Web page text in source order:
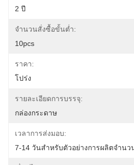
2 ปี
จำนวนสั่งซื้อขั้นต่ำ:
10pcs
ราคา:
โปร่ง
รายละเอียดการบรรจุ:
กล่องกระดาษ
เวลาการส่งมอบ:
7-14 วันสำหรับตัวอย่างการผลิตจำนว